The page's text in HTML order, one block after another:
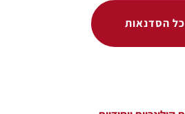
כל הסדנאות